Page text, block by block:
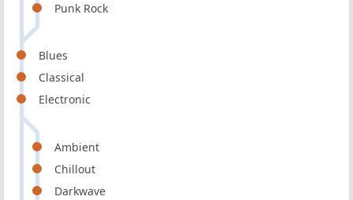
Punk Rock
Blues
Classical
Electronic
Ambient
Chillout
Darkwave